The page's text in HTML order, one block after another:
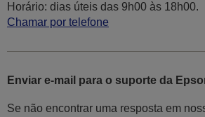
Horário: dias úteis das 9h00 às 18h00.
Chamar por telefone
Enviar e-mail para o suporte da
Se não encontrar uma resposta em